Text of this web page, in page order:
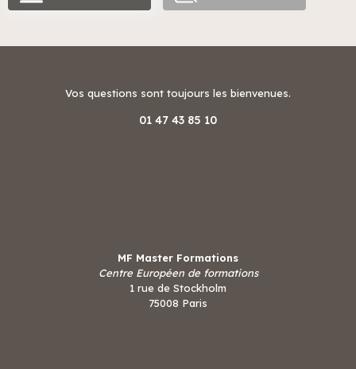
Vos questions sont toujours les bienvenues.
01 47 43 85 10
MF Master Formations
Centre Européen de formations
1 rue de Stockholm
75008 Paris